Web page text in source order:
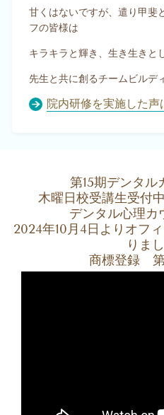
甘くはないですが、遣り甲斐
フの皆様は
キラキラと輝き、生き生きと
先生と共に創るチームビルデ
院内研修を実施した声
第15期デンタル
木曜日校受講生受付
デンタル心理
2024年10月4日よりオフ
りま
商標登録